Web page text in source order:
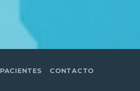
PACIENTES CONTACTO